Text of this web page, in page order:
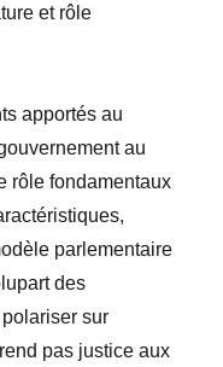
et rôle
apportés au
au
rôle fondamentaux
parlementaire
des
sur
pas justice aux